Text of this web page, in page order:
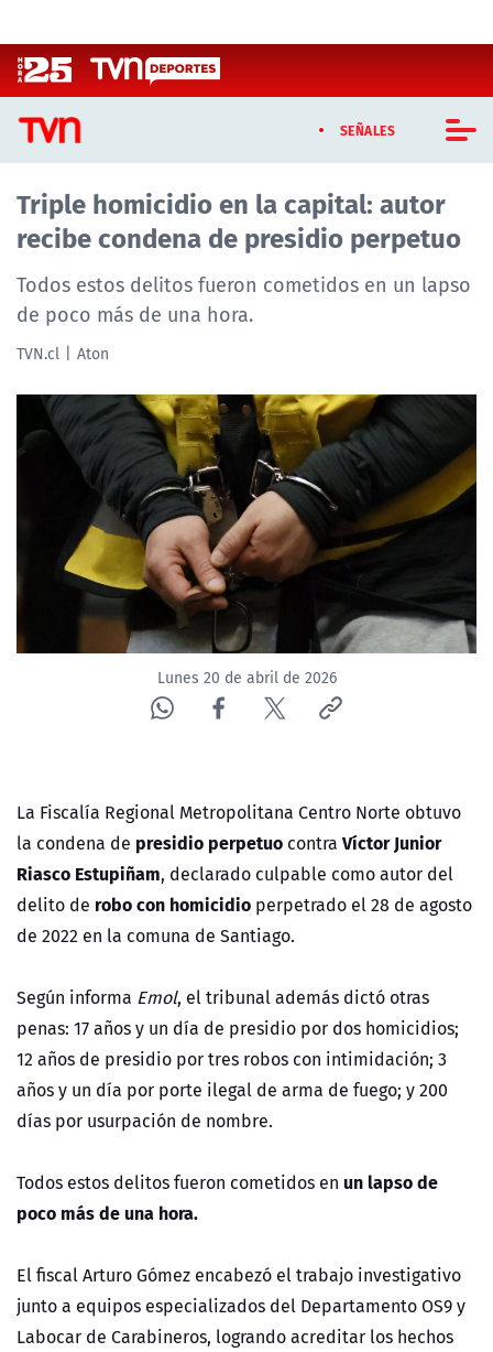
SEÑALES
CASTING MASTERCHEF CHILE
CASTING TVN VERTICAL
TVN VERTICAL
TVN PLAY
PROGRAMAS
TELESERIES
ACTUALIDAD Y TENDENCIAS
CORPORATIVO Y TRANSPARENCIA
CANAL DE DENUNCIAS
Triple homicidio en la capital: autor
recibe condena de presidio perpetuo
Todos estos delitos fueron cometidos en un lapso
de poco más de una hora.
TVN.cl Aton
Lunes 20 de abril de 2026
La Fiscalía Regional Metropolitana Centro Norte obtuvo
la condena de presidio perpetuo contra Víctor Junior
Riasco Estupiñam, declarado culpable como autor del
delito de robo con homicidio perpetrado el 28 de agosto
de 2022 en la comuna de Santiago.
Según informa Emol, el tribunal además dictó otras
penas: 17 años y un día de presidio por dos homicidios;
12 años de presidio por tres robos con intimidación; 3
años y un día por porte ilegal de arma de fuego; y 200
días por usurpación de nombre.
Todos estos delitos fueron cometidos en un lapso de
poco más de una hora.
El fiscal Arturo Gómez encabezó el trabajo investigativo
junto a equipos especializados del Departamento OS9 y
Labocar de Carabineros, logrando acreditar los hechos